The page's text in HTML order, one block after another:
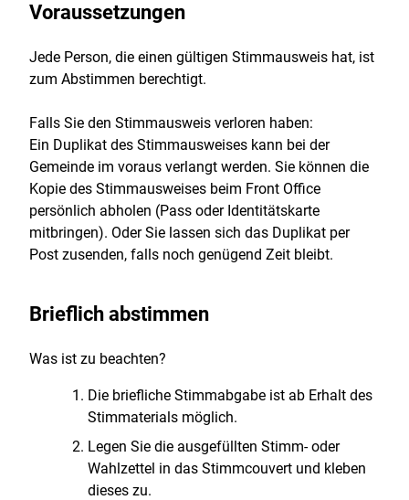
Voraussetzungen
Jede Person, die einen gültigen Stimmausweis hat, ist
zum Abstimmen berechtigt.
Falls Sie den Stimmausweis verloren haben:
Ein Duplikat des Stimmausweises kann bei der
Gemeinde im voraus verlangt werden. Sie können die
Kopie des Stimmausweises beim Front Office
persönlich abholen (Pass oder Identitätskarte
mitbringen). Oder Sie lassen sich das Duplikat per
Post zusenden, falls noch genügend Zeit bleibt.
Brieflich abstimmen
Was ist zu beachten?
Die briefliche Stimmabgabe ist ab Erhalt des
Stimmaterials möglich.
Legen Sie die ausgefüllten Stimm- oder
Wahlzettel in das Stimmcouvert und kleben
dieses zu.